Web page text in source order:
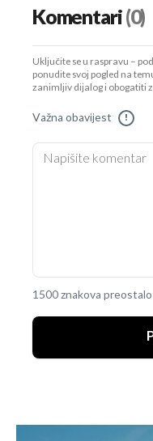
Komentari(0)
Uključite se u raspravu –
ponudite svoj pogled na
zanimljiv dijalog i obogatiti
Važna obavijest !
1500 znakova preostalo